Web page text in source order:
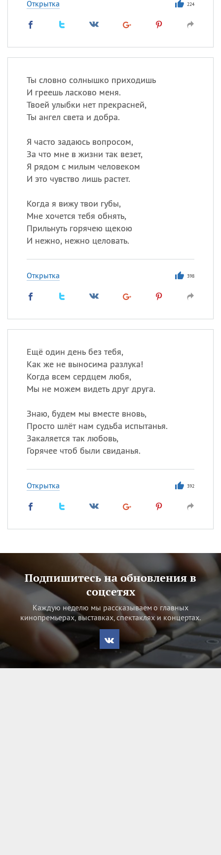
Открытка 224
Ты словно солнышко приходишь
И греешь ласково меня.
Твоей улыбки нет прекрасней,
Ты ангел света и добра.
Я часто задаюсь вопросом,
За что мне в жизни так везет,
Я рядом с милым человеком
И это чувство лишь растет.
Когда я вижу твои губы,
Мне хочется тебя обнять,
Прильнуть горячею щекою
И нежно, нежно целовать.
Открытка 398
Ещё один день без тебя,
Как же не выносима разлука!
Когда всем сердцем любя,
Мы не можем видеть друг друга.
Знаю, будем мы вместе вновь,
Просто шлёт нам судьба испытанья.
Закаляется так любовь,
Горячее чтоб были свиданья.
Открытка 392
Подпишитесь на обновления в
соцсетях
Каждую неделю мы рассказываем о главных
кинопремьерах, выставках, спектаклях и концертах.